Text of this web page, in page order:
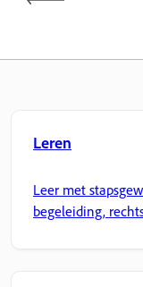
Leren
Leer met
begeleiding,